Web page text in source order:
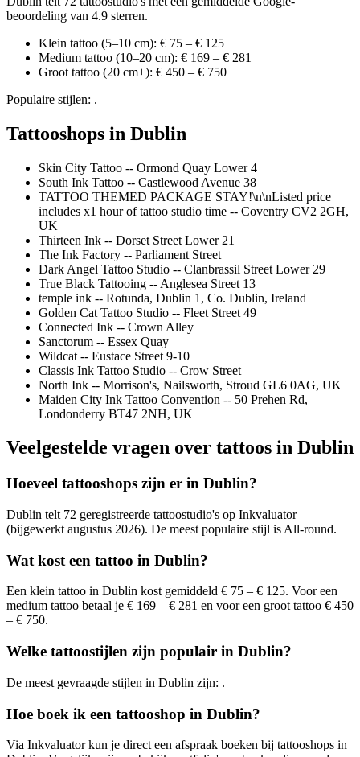
beoordeling van 4.9 sterren.
Klein tattoo (5–10 cm): € 75 – € 125
Medium tattoo (10–20 cm): € 169 – € 281
Groot tattoo (20 cm+): € 450 – € 750
Populaire stijlen: .
Tattooshops in Dublin
Skin City Tattoo -- Ormond Quay Lower 4
South Ink Tattoo -- Castlewood Avenue 38
TATTOO THEMED PACKAGE STAY!\n\nListed price
includes x1 hour of tattoo studio time -- Coventry CV2 2GH,
UK
Thirteen Ink -- Dorset Street Lower 21
The Ink Factory -- Parliament Street
Dark Angel Tattoo Studio -- Clanbrassil Street Lower 29
True Black Tattooing -- Anglesea Street 13
temple ink -- Rotunda, Dublin 1, Co. Dublin, Ireland
Golden Cat Tattoo Studio -- Fleet Street 49
Connected Ink -- Crown Alley
Sanctorum -- Essex Quay
Wildcat -- Eustace Street 9-10
Classis Ink Tattoo Studio -- Crow Street
North Ink -- Morrison's, Nailsworth, Stroud GL6 0AG, UK
Maiden City Ink Tattoo Convention -- 50 Prehen Rd,
Londonderry BT47 2NH, UK
Veelgestelde vragen over tattoos in Dublin
Hoeveel tattooshops zijn er in Dublin?
Dublin telt 72 geregistreerde tattoostudio's op Inkvaluator
(bijgewerkt augustus 2026). De meest populaire stijl is All-round.
Wat kost een tattoo in Dublin?
Een klein tattoo in Dublin kost gemiddeld € 75 – € 125. Voor een
medium tattoo betaal je € 169 – € 281 en voor een groot tattoo € 450
– € 750.
Welke tattoostijlen zijn populair in Dublin?
De meest gevraagde stijlen in Dublin zijn: .
Hoe boek ik een tattooshop in Dublin?
Via Inkvaluator kun je direct een afspraak boeken bij tattooshops in